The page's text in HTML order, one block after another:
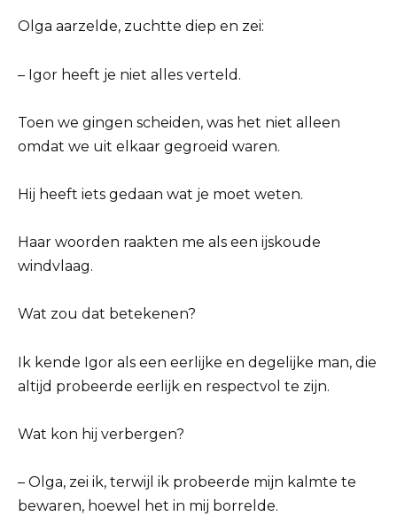
Olga aarzelde, zuchtte diep en zei:
– Igor heeft je niet alles verteld.
Toen we gingen scheiden, was het niet alleen
omdat we uit elkaar gegroeid waren.
Hij heeft iets gedaan wat je moet weten.
Haar woorden raakten me als een ijskoude
windvlaag.
Wat zou dat betekenen?
Ik kende Igor als een eerlijke en degelijke man, die
altijd probeerde eerlijk en respectvol te zijn.
Wat kon hij verbergen?
– Olga, zei ik, terwijl ik probeerde mijn kalmte te
bewaren, hoewel het in mij borrelde.